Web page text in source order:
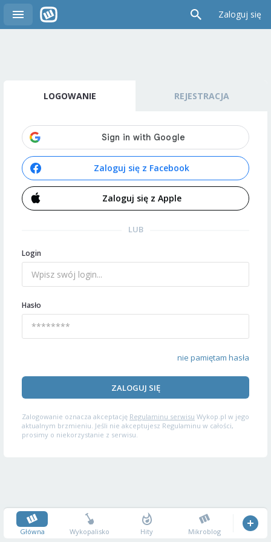
Zaloguj się
LOGOWANIE REJESTRACJA
Zaloguj się z Facebook
Zaloguj się z Apple
LUB
Login
Hasło
nie pamiętam hasła
ZALOGUJ SIĘ
Zalogowanie oznacza akceptację Regulaminu serwisu Wykop.pl w jego
aktualnym brzmieniu. Jeśli nie akceptujesz Regulaminu w całości,
prosimy o niekorzystanie z serwisu.
Główna Wykopalisko Hity Mikroblog